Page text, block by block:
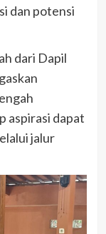
dan potensi
dari Dapil
aspirasi dapat
jalur